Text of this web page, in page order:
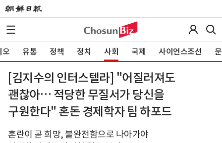
오 유통 정책 정치 사회 국제 사이언스조선
[김지수의 인터스텔라] "어질러져도
괜찮아… 적당한 무질서가 당신을
구원한다" 혼돈 경제학자 팀 하포드
혼란이 곧 희망, 불완전함으로 나아가야